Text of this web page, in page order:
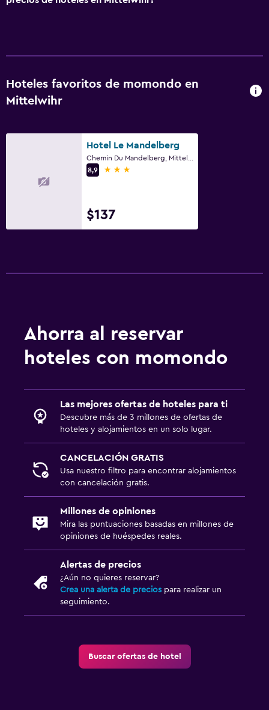
Hoteles favoritos de momondo en
Mittelwihr
Hotel Le Mandelberg
8,9
3 estrellas
$137
Ahorra al reservar
hoteles con momondo
Las mejores ofertas de hoteles para ti
Descubre más de 3 millones de ofertas de
hoteles y alojamientos en un solo lugar.
CANCELACIÓN GRATIS
Usa nuestro filtro para encontrar alojamientos
con cancelación gratis.
Millones de opiniones
Mira las puntuaciones basadas en millones de
opiniones de huéspedes reales.
Alertas de precios
¿Aún no quieres reservar?
Crea una alerta de precios para realizar un
seguimiento.
Buscar ofertas de hotel